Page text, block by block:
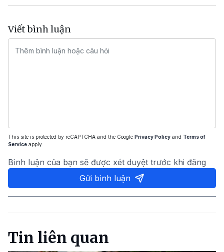
Viết bình luận
This site is protected by reCAPTCHA and the Google Privacy Policy and Terms of
Service apply.
Bình luận của bạn sẽ được xét duyệt trước khi đăng
Gửi bình luận
Tin liên quan